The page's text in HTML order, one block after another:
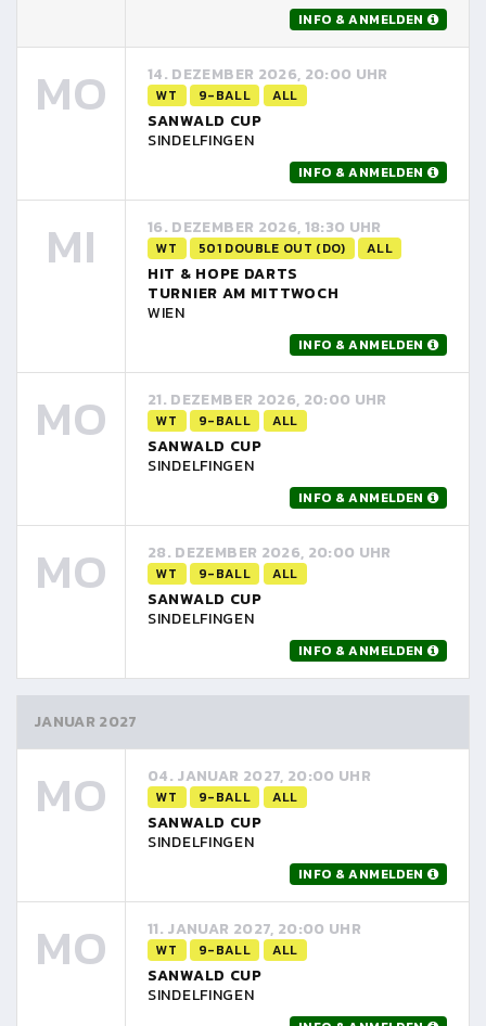
INFO & ANMELDEN
MO 14. DEZEMBER 2026, 20:00 UHR
WT 9-BALL ALL
SANWALD CUP
SINDELFINGEN
INFO & ANMELDEN
MI 16. DEZEMBER 2026, 18:30 UHR
WT 501 DOUBLE OUT (DO) ALL
HIT & HOPE DARTS
TURNIER AM MITTWOCH
WIEN
INFO & ANMELDEN
MO 21. DEZEMBER 2026, 20:00 UHR
WT 9-BALL ALL
SANWALD CUP
SINDELFINGEN
INFO & ANMELDEN
MO 28. DEZEMBER 2026, 20:00 UHR
WT 9-BALL ALL
SANWALD CUP
SINDELFINGEN
INFO & ANMELDEN
JANUAR 2027
MO 04. JANUAR 2027, 20:00 UHR
WT 9-BALL ALL
SANWALD CUP
SINDELFINGEN
INFO & ANMELDEN
MO 11. JANUAR 2027, 20:00 UHR
WT 9-BALL ALL
SANWALD CUP
SINDELFINGEN